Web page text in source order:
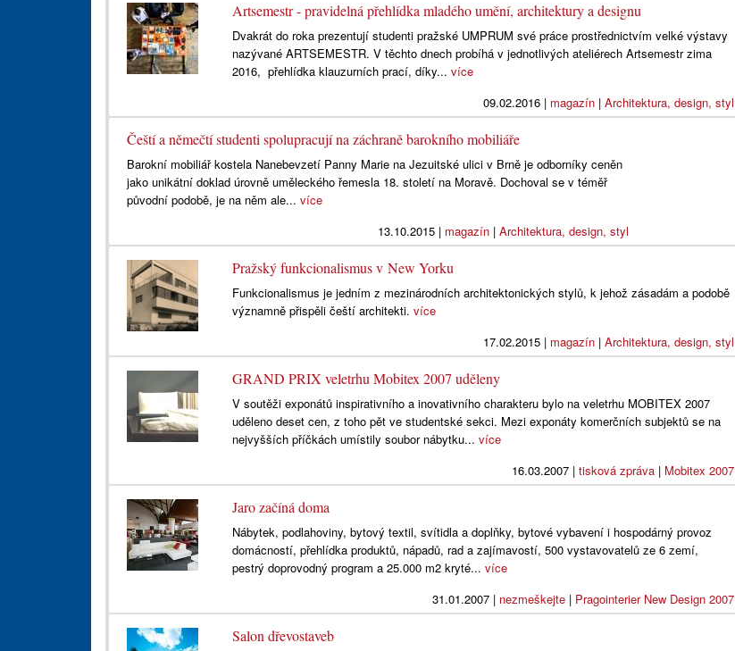
Artsemestr - pravidelná přehlídka mladého umění, architektury a designu
Dvakrát do roka prezentují studenti pražské UMPRUM své práce prostřednictvím velké výstavy
nazývané ARTSEMESTR. V těchto dnech probíhá v jednotlivých ateliérech Artsemestr zima
2016, přehlídka klauzurních prací, díky...více
09.02.2016| magazín| Architektura, design, styl
Čeští a němečtí studenti spolupracují na záchraně barokního mobiliáře
Barokní mobiliář kostela Nanebevzetí Panny Marie na Jezuitské ulici v Brně je odborníky ceněn
jako unikátní doklad úrovně uměleckého řemesla 18. století na Moravě. Dochoval se v téměř
původní podobě, je na něm ale... více
13.10.2015| magazín| Architektura, design, styl
Pražský funkcionalismus v New Yorku
Funkcionalismus je jedním z mezinárodních architektonických stylů, k jehož zásadám a podobě
významně přispěli čeští architekti.více
17.02.2015| magazín| Architektura, design, styl
GRAND PRIX veletrhu Mobitex 2007 uděleny
V soutěži exponátů inspirativního a inovativního charakteru bylo na veletrhu MOBITEX 2007
uděleno deset cen, z toho pět ve studentské sekci. Mezi exponáty komerčních subjektů se na
nejvyšších příčkách umístily soubor nábytku...více
16.03.2007| tisková zpráva| Mobitex 2007
Jaro začíná doma
Nábytek, podlahoviny, bytový textil, svítidla a doplňky, bytové vybavení i hospodárný provoz
domácností, přehlídka produktů, nápadů, rad a zajímavostí, 500 vystavovatelů ze 6 zemí,
pestrý doprovodný program a 25.000 m2 kryté...více
31.01.2007| nezmeškejte| Pragointerier New Design 2007
Salon dřevostaveb